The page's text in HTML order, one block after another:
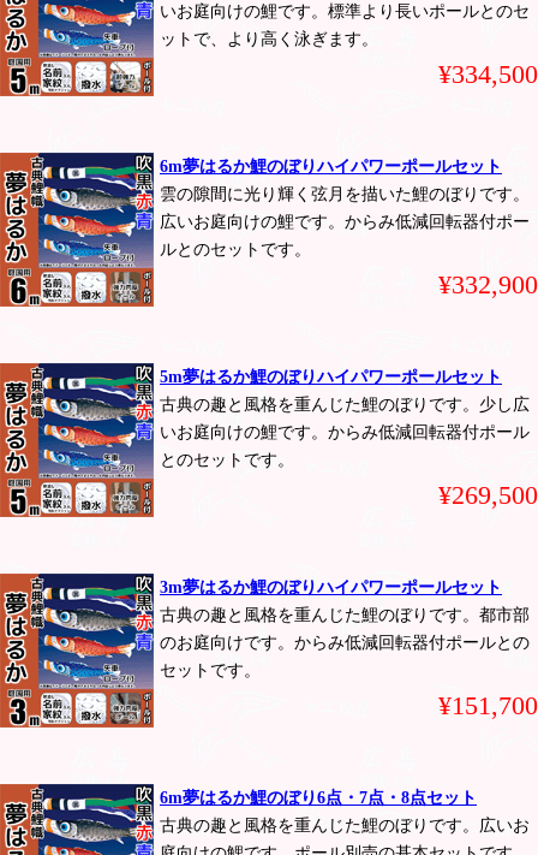
いお庭向けの鯉です。標準より長いポールとのセ
ットで、より高く泳ぎます。
¥334,500
6m夢はるか鯉のぼりハイパワーポールセット
雲の隙間に光り輝く弦月を描いた鯉のぼりです。
広いお庭向けの鯉です。からみ低減回転器付ポー
ルとのセットです。
¥332,900
5m夢はるか鯉のぼりハイパワーポールセット
古典の趣と風格を重んじた鯉のぼりです。少し広
いお庭向けの鯉です。からみ低減回転器付ポール
とのセットです。
¥269,500
3m夢はるか鯉のぼりハイパワーポールセット
古典の趣と風格を重んじた鯉のぼりです。都市部
のお庭向けです。からみ低減回転器付ポールとの
セットです。
¥151,700
6m夢はるか鯉のぼり6点・7点・8点セット
古典の趣と風格を重んじた鯉のぼりです。広いお